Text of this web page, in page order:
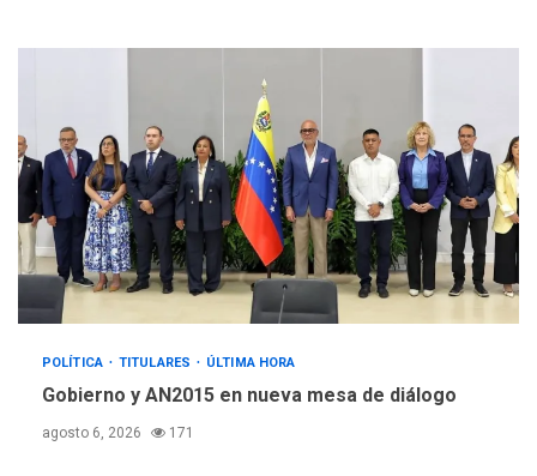
POLÍTICA TITULARES ÚLTIMA HORA
Gobierno y AN2015 en nueva mesa de diálogo
agosto 6, 2026 171